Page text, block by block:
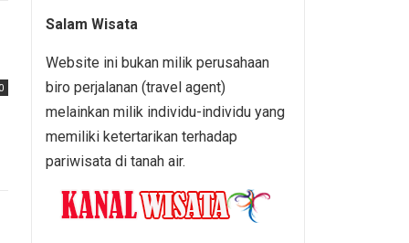
Salam Wisata
Website ini bukan milik perusahaan
biro perjalanan (travel agent)
melainkan milik individu-individu yang
memiliki ketertarikan terhadap
pariwisata di tanah air.